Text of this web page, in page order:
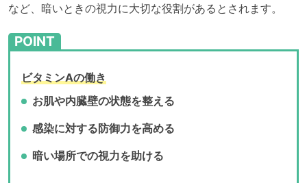
など、暗いときの視力に大切な役割があるとされます。
POINT
ビタミンAの働き
お肌や内臓壁の状態を整える
感染に対する防御力を高める
暗い場所での視力を助ける